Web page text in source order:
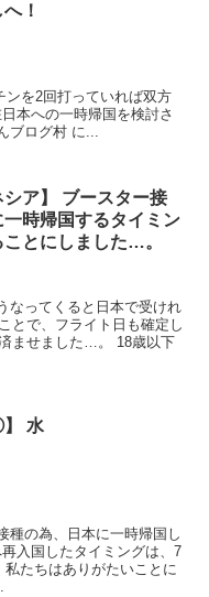
！
を2回打っていれば双方
本への一時帰国を検討さ
ブログ村 に...
シア】 ブースター接
時帰国するタイミン
とにしました…。
なってくると日本で受けれ
とで、フライト日も確定し
ませました…。 18歳以下
】 水
種の為、日本に一時帰国し
入国したタイミングは、7
たちはありがたいことに